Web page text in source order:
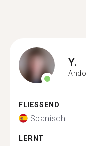
Y.
FLIESSEND
Spanisch
LERNT